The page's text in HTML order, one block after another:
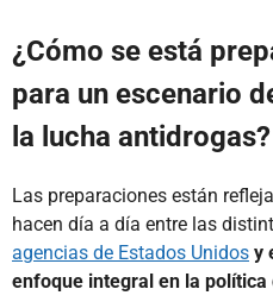
¿Cómo se está
para un escenario
la lucha antidrogas?
Las preparaciones están
hacen día a día entre las
agencias de Estados Unidos y
enfoque integral en la política